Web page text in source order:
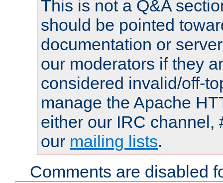
This is not a Q&A
should be pointed
documentation or
our moderators if they
considered invalid/off-
manage the Apache
either our IRC channel,
our mailing lists.
Comments are disabled